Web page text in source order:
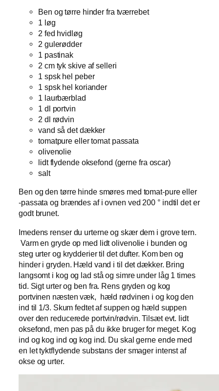
Ben og tørre hinder fra tværrebet
1 løg
2 fed hvidløg
2 gulerødder
1 pastinak
2 cm tyk skive af selleri
1 spsk hel peber
1 spsk hel koriander
1 laurbærblad
1 dl portvin
2 dl rødvin
vand så det dækker
tomatpure eller tomat passata
olivenolie
lidt flydende oksefond (gerne fra oscar)
salt
Ben og den tørre hinde smøres med tomat-pure eller
-passata og brændes af i ovnen ved 200 ° indtil det er
godt brunet.
Imedens renser du urterne og skær dem i grove tern.
Varm en gryde op med lidt olivenolie i bunden og
steg urter og krydderier til det dufter. Kom ben og
hinder i gryden. Hæld vand i til det dækker. Bring
langsomt i kog og lad stå og simre under låg 1 times
tid. Sigt urter og ben fra. Rens gryden og kog
portvinen næsten væk, hæld rødvinen i og kog den
ind til 1/3. Skum fedtet af suppen og hæld suppen
over den reducerede portvin/rødvin. Tilsæt evt. lidt
oksefond, men pas på du ikke bruger for meget. Kog
ind og kog ind og kog ind. Du skal gerne ende med
en let tyktflydende substans der smager intenst af
okse og urter.